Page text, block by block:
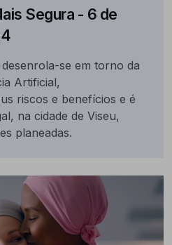
Segura - 6 de
se em torno da
Artificial,
riscos e benefícios e é
na cidade de Viseu,
planeadas.